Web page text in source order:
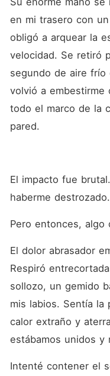
en mi trasero con
obligó a arquear la
velocidad. Se retiró
segundo de aire
volvió a embestirme
todo el marco de la
pared.
El impacto fue
haberme destrozado.
Pero entonces, algo
El dolor abrasador
Respiró
sollozo, un gemido
mis labios. Sentía la
calor extraño y
estábamos unidos y
Intenté contener el